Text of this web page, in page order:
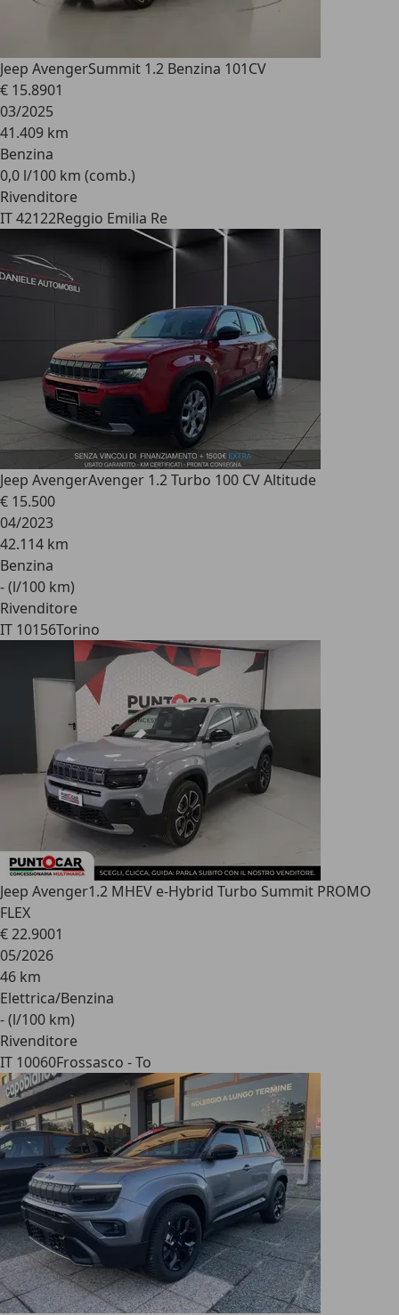
Jeep AvengerSummit 1.2 Benzina 101CV
€ 15.8901
03/2025
41.409 km
Benzina
0,0 l/100 km (comb.)
Rivenditore
IT 42122Reggio Emilia Re
Jeep AvengerAvenger 1.2 Turbo 100 CV Altitude
€ 15.500
04/2023
42.114 km
Benzina
- (l/100 km)
Rivenditore
IT 10156Torino
Jeep Avenger1.2 MHEV e-Hybrid Turbo Summit PROMO
FLEX
€ 22.9001
05/2026
46 km
Elettrica/Benzina
- (l/100 km)
Rivenditore
IT 10060Frossasco - To